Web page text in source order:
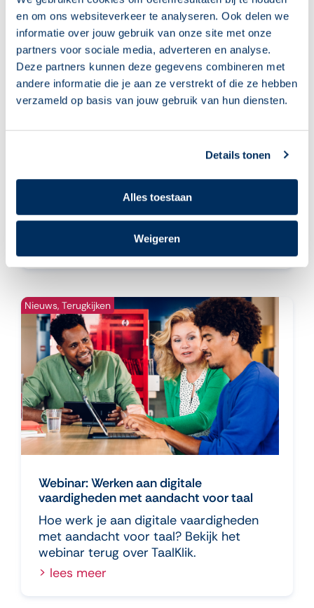
en om ons websiteverkeer te analyseren. Ook delen we
informatie over jouw gebruik van onze site met onze
partners voor sociale media, adverteren en analyse.
Deze partners kunnen deze gegevens combineren met
andere informatie die je aan ze verstrekt of die ze hebben
verzameld op basis van jouw gebruik van hun diensten.
Details tonen
Alles toestaan
Weigeren
Terugkijken
programma Praten op school?
Webinar: Werken aan digitale
vaardigheden met aandacht voor taal
Nieuws, Terugkijken
Hoe werk je aan digitale vaardigheden
met aandacht voor taal? Bekijk het
webinar terug over TaalKlik.
> lees meer